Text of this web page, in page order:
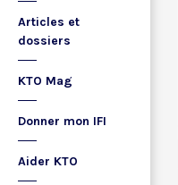
Articles et
dossiers
KTO Mag
Donner mon IFI
Aider KTO